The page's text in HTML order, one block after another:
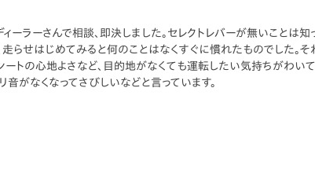
ラーさんで相談、即決しました。セレクトレバーが無いことは知
走らせはじめてみると何のことはなくすぐに慣れたものでした。
トの心地よさなど、目的地がなくても運転したい気持ちがわいて
音がなくなってさびしいなどと言っています。